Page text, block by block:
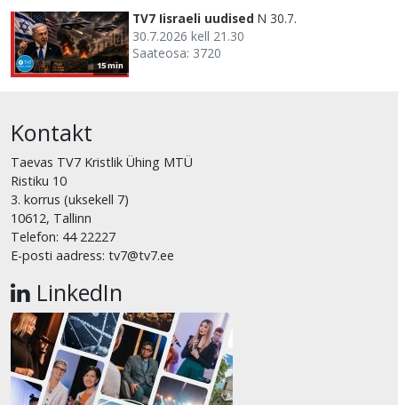
15 min
TV7 Iisraeli uudised N 30.7.
30.7.2026 kell 21.30
Saateosa: 3720
Kontakt
Taevas TV7 Kristlik Ühing MTÜ
Ristiku 10
3. korrus (uksekell 7)
10612, Tallinn
Telefon: 44 22227
E-posti aadress: tv7@tv7.ee
LinkedIn